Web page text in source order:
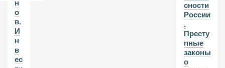
н
о
в.
И
н
в
ес
сности
России
.
Престу
пные
законы
о